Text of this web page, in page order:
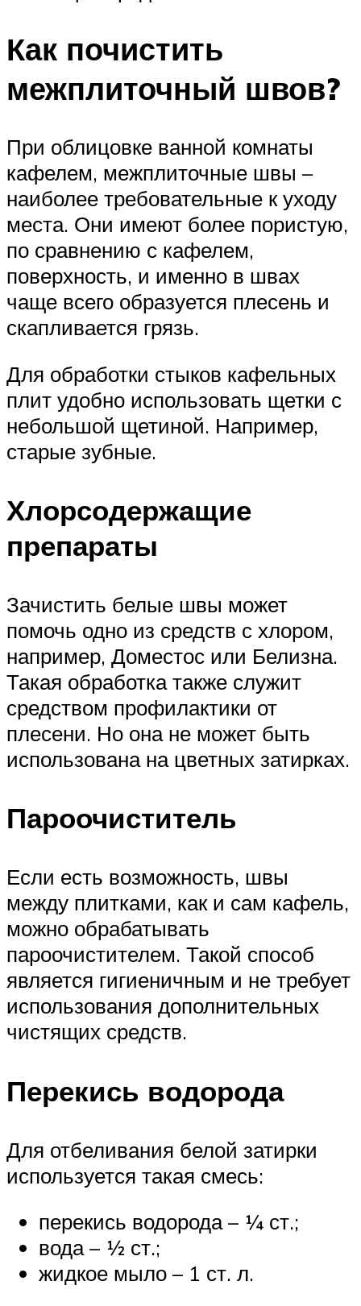
Как почистить
межплиточный швов?
При облицовке ванной комнаты
кафелем, межплиточные швы –
наиболее требовательные к уходу
места. Они имеют более пористую,
по сравнению с кафелем,
поверхность, и именно в швах
чаще всего образуется плесень и
скапливается грязь.
Для обработки стыков кафельных
плит удобно использовать щетки с
небольшой щетиной. Например,
старые зубные.
Хлорсодержащие
препараты
Зачистить белые швы может
помочь одно из средств с хлором,
например, Доместос или Белизна.
Такая обработка также служит
средством профилактики от
плесени. Но она не может быть
использована на цветных затирках.
Пароочиститель
Если есть возможность, швы
между плитками, как и сам кафель,
можно обрабатывать
пароочистителем. Такой способ
является гигиеничным и не требует
использования дополнительных
чистящих средств.
Перекись водорода
Для отбеливания белой затирки
используется такая смесь:
перекись водорода – ¼ ст.;
вода – ½ ст.;
жидкое мыло – 1 ст. л.